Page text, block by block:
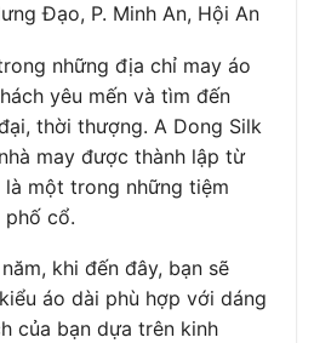
Đạo, P. Minh An, Hội An
những địa chỉ may áo
yêu mến và tìm đến
thời thượng. A Dong Silk
may được thành lập từ
là một trong những tiệm
phố cổ.
khi đến đây, bạn sẽ
áo dài phù hợp với dáng
của bạn dựa trên kinh